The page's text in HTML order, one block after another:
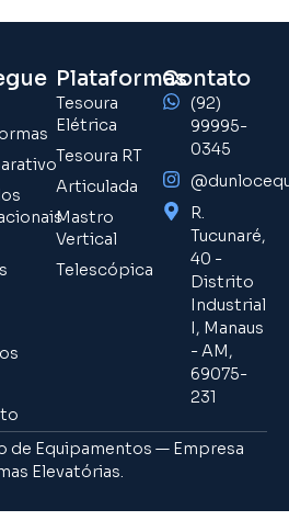
Plataformas
Tesoura
Elétrica
Tesoura RT
Articulada
Mastro
Vertical
Telescópica
Contato
(92)
99995-
0345
R.
Tucunaré,
40 -
Distrito
Industrial
I, Manaus
- AM,
69075-
231
de Equipamentos — Empresa
Elevatórias.